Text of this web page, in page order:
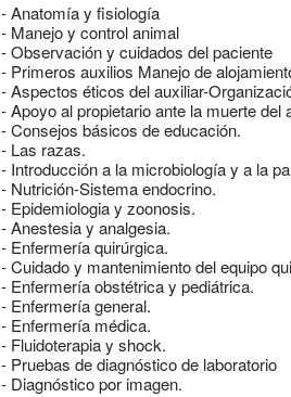
- Anatomía y fisiología
- Manejo y control animal
- Observación y cuidados del paciente
- Primeros auxilios Manejo de
- Aspectos éticos del auxiliar-
- Apoyo al propietario ante la muerte del
- Consejos básicos de educación.
- Las razas.
- Introducción a la microbiología y a la
- Nutrición-Sistema endocrino.
- Epidemiologia y zoonosis.
- Anestesia y analgesia.
- Enfermería quirúrgica.
- Cuidado y mantenimiento del equipo
- Enfermería obstétrica y pediátrica.
- Enfermería general.
- Enfermería médica.
- Fluidoterapia y shock.
- Pruebas de diagnóstico de laboratorio
- Diagnóstico por imagen.